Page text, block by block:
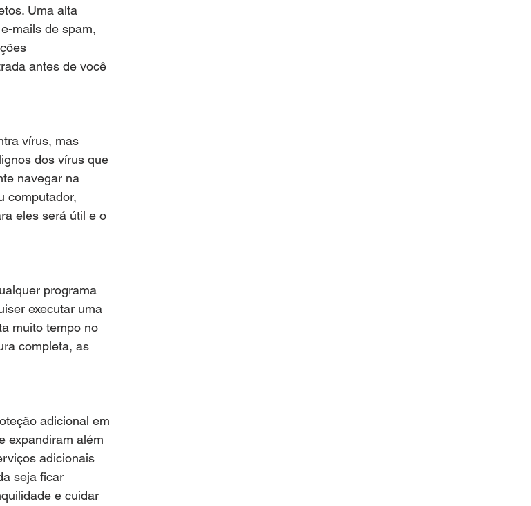
Uma alta
mails de spam,
antes de você
vírus, mas
dos vírus que
navegar na
computador,
eles será útil e o
programa
executar uma
muito tempo no
completa, as
adicional em
expandiram além
adicionais
seja ficar
e cuidar